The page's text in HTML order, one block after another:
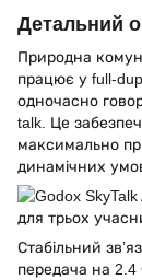
Детальний
Природна
працює у full-
одночасно
talk. Це
максимально
динамічних
Стабільний
передача на 2.4